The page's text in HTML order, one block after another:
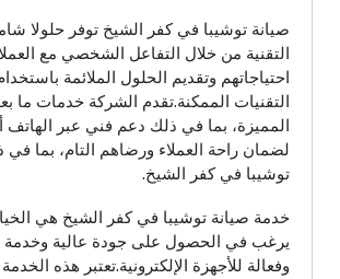
صيانة توشيبا في كفر الشيخ توفر حلولا
التقنية من خلال التفاعل الشخصي مع
احتياجاتهم وتقديم الحلول الملائمة
التقنيات الممكنة.تقدم الشركة خدمات ما
المميزة، بما في ذلك دعم فني عبر الهاتف
لضمان راحة العملاء ورضاهم التام، بما في
توشيبا في كفر الشيخ.
خدمة صيانة توشيبا في كفر الشيخ هي
يرغب في الحصول على جودة عالية وخدمة
وفعالة للأجهزة الإلكترونية.تعتبر هذه